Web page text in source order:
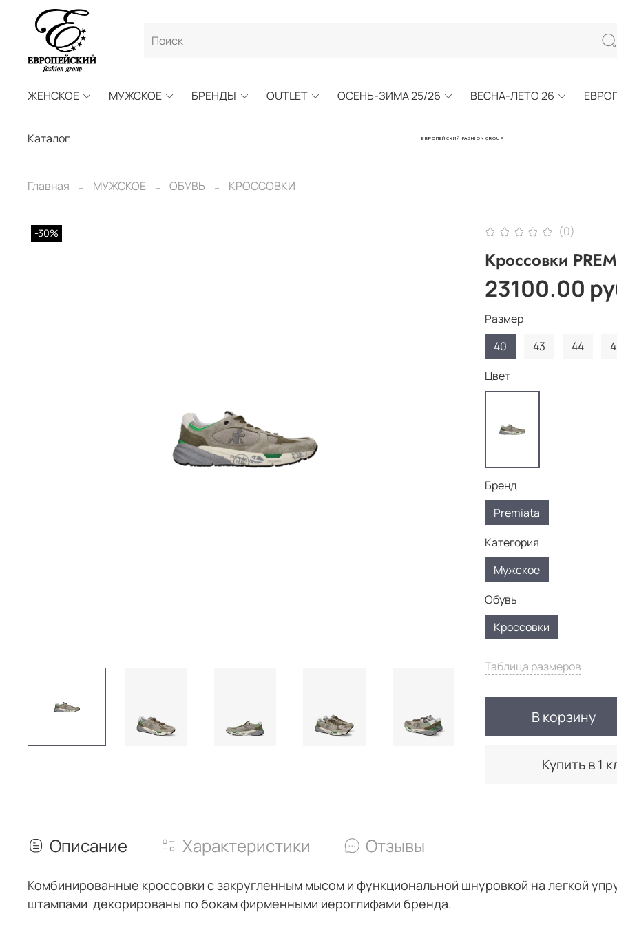
ЖЕНСКОЕ МУЖСКОЕ БРЕНДЫ OUTLET ОСЕНЬ-ЗИМА 25/26 ВЕСНА-ЛЕТО 26
ЕВРОПЕЙСКИЙ FASHION GROUP
Каталог
Главная МУЖСКОЕ ОБУВЬ КРОССОВКИ
-30% (0)
Кроссовки
23100.00
Таблица размеров
В корзину
Купить в 1
Размер
40
43 44
Цвет
Бренд
Premiata
Категория
Мужское
Обувь
Кроссовки
Описание Характеристики Отзывы
Комбинированные кроссовки с закругленным мысом и функциональной шнуровкой на легкой
штампами декорированы по бокам фирменными иероглифами бренда.